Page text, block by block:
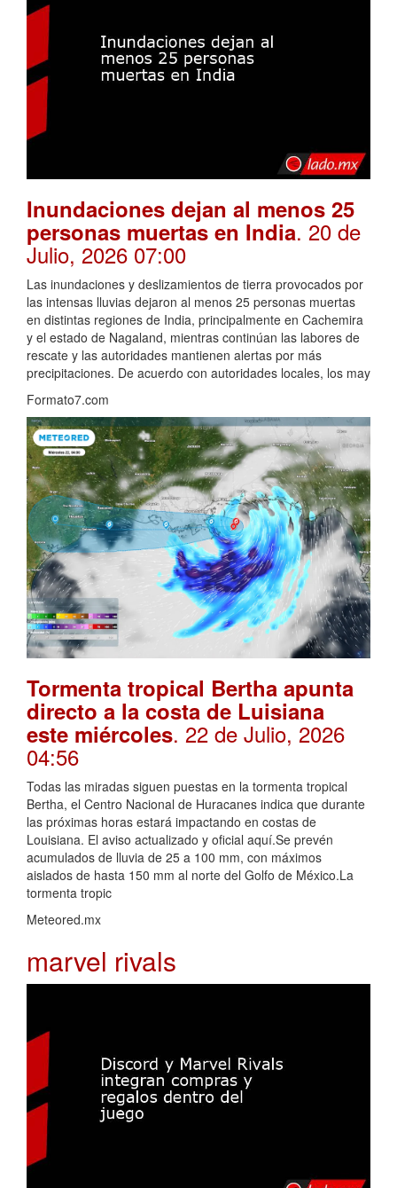
Inundaciones dejan al menos 25
personas muertas en India. 20 de
Julio, 2026 07:00
Las inundaciones y deslizamientos de tierra provocados por
las intensas lluvias dejaron al menos 25 personas muertas
en distintas regiones de India, principalmente en Cachemira
y el estado de Nagaland, mientras continúan las labores de
rescate y las autoridades mantienen alertas por más
precipitaciones. De acuerdo con autoridades locales, los may
Formato7.com
Tormenta tropical Bertha apunta
directo a la costa de Luisiana
este miércoles. 22 de Julio, 2026
04:56
Todas las miradas siguen puestas en la tormenta tropical
Bertha, el Centro Nacional de Huracanes indica que durante
las próximas horas estará impactando en costas de
Louisiana. El aviso actualizado y oficial aquí.Se prevén
acumulados de lluvia de 25 a 100 mm, con máximos
aislados de hasta 150 mm al norte del Golfo de México.La
tormenta tropic
Meteored.mx
marvel rivals